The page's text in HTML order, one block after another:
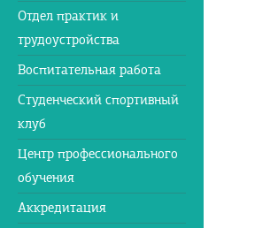
Отдел практик и
трудоустройства
Воспитательная работа
Студенческий спортивный
клуб
Центр профессионального
обучения
Аккредитация